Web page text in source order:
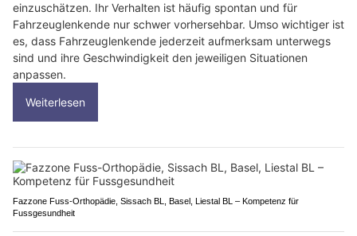
einzuschätzen. Ihr Verhalten ist häufig spontan und für
Fahrzeuglenkende nur schwer vorhersehbar. Umso wichtiger ist
es, dass Fahrzeuglenkende jederzeit aufmerksam unterwegs
sind und ihre Geschwindigkeit den jeweiligen Situationen
anpassen.
Weiterlesen
Fazzone Fuss-Orthopädie, Sissach BL, Basel, Liestal BL – Kompetenz für
Fussgesundheit